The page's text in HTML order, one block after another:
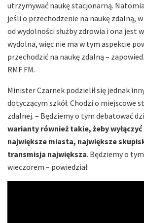
utrzymywać naukę stacjonarną.
jeśli o przechodzenie na naukę zdalną,
od wydolności służby zdrowia i ona jest
wydolna, więc nie ma w tym aspekcie
przechodzić na naukę zdalną –
RMF FM.
Minister Czarnek podzielił się jednak
dotyczącym szkół. Chodzi o miejscowe
zdalnej. – Będziemy o tym debatować
warianty również takie, żeby
największe miasta, największe
transmisja największa. Będziemy o
wieczorem – powiedział.